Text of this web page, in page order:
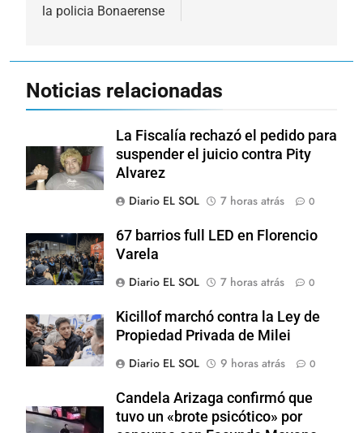
la policia Bonaerense
Noticias relacionadas
La Fiscalía rechazó el pedido para
suspender el juicio contra Pity
Alvarez
Diario EL SOL
7 horas atrás 0
67 barrios full LED en Florencio
Varela
Diario EL SOL
7 horas atrás 0
Kicillof marchó contra la Ley de
Propiedad Privada de Milei
Diario EL SOL
9 horas atrás 0
Candela Arizaga confirmó que
tuvo un «brote psicótico» por